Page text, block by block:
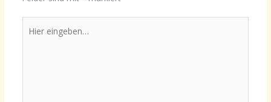
eingeben…